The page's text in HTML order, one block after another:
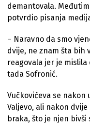
demantovala.
potvrdio pisanja
– Naravno da smo
dvije, ne znam šta bih
reagovala jer je
tada Sofronić.
Vučkovićeva se nakon
Valjevo, ali nakon
braka, što je njen